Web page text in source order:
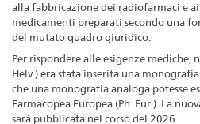
alla fabbricazione dei radiofarmaci e
medicamenti preparati secondo una
del mutato quadro giuridico.
Per rispondere alle esigenze mediche,
Helv.) era stata inserita una
che una monografia analoga potesse
Farmacopea Europea (Ph. Eur.). La
sarà pubblicata nel corso del 2026.